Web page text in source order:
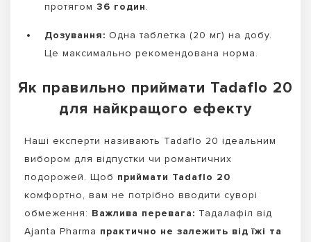
протягом 36 годин.
Дозування: Одна таблетка (20 мг) на добу.
Це максимально рекомендована норма.
Як правильно приймати Tadaflo 20
для найкращого ефекту
Наші експерти називають Tadaflo 20 ідеальним
вибором для відпустки чи романтичних
подорожей. Щоб приймати Tadaflo 20
комфортно, вам не потрібно вводити суворі
обмеження: Важлива перевага: Тадалафіл від
Ajanta Pharma практично не залежить від їжі та